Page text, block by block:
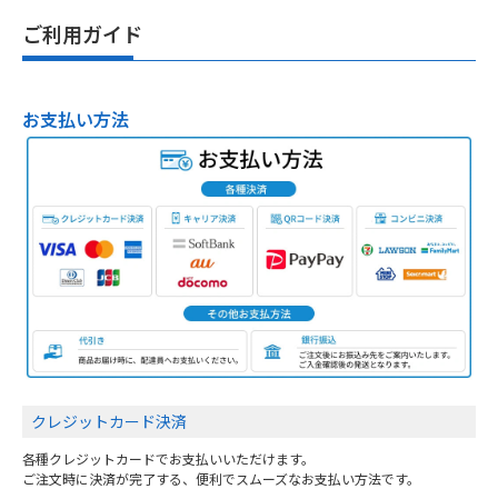
ご利用ガイド
お支払い方法
クレジットカード決済
各種クレジットカードでお支払いいただけます。
ご注文時に決済が完了する、便利でスムーズなお支払い方法です。